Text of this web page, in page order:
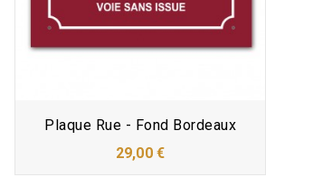
Plaque Rue - Fond Bordeaux
29,00 €